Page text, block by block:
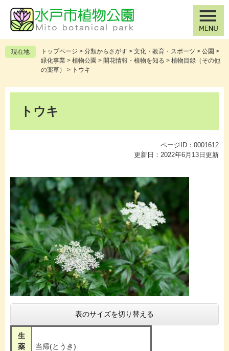
の
先
頭
ー
を
飛
現在地 トップページ > 分類からさがす > 文化・教育・スポーツ > 公園 >
緑化事業 > 植物公園 > 開花情報・植物を知る > 植物目録（その他
の薬草）
> トウキ
トウキ
ページID：0001612
更新日：2022年6月13日更新
表のサイズを切り替える
生
薬
当帰(とうき)